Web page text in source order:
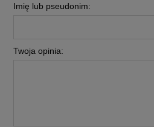
Imię lub pseudonim:
Twoja opinia: